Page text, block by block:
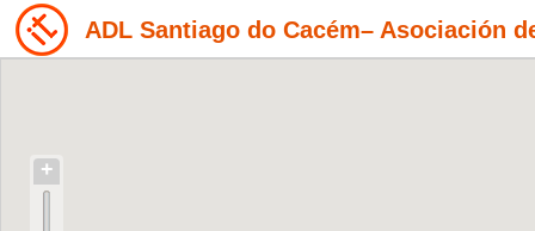
ADL Santiago do Cacém– Asociación
+